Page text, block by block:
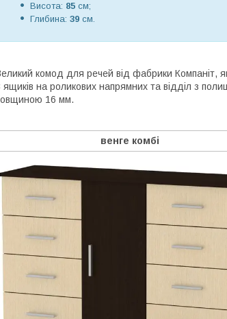
Висота: 85 см;
Глибина: 39 см.
комод для речей від фабрики Компаніт,
ящиків на роликових напрямних та відділ з
16 мм.
венге комбі